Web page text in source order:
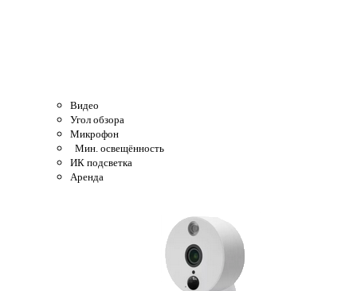
Видео
Угол обзора
Микрофон
Мин. освещённость
ИК подсветка
Аренда